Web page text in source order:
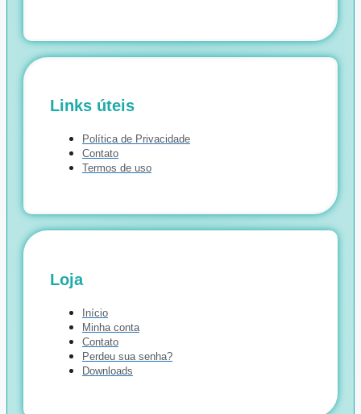
Links úteis
Política de Privacidade
Contato
Termos de uso
Loja
Início
Minha conta
Contato
Perdeu sua senha?
Downloads